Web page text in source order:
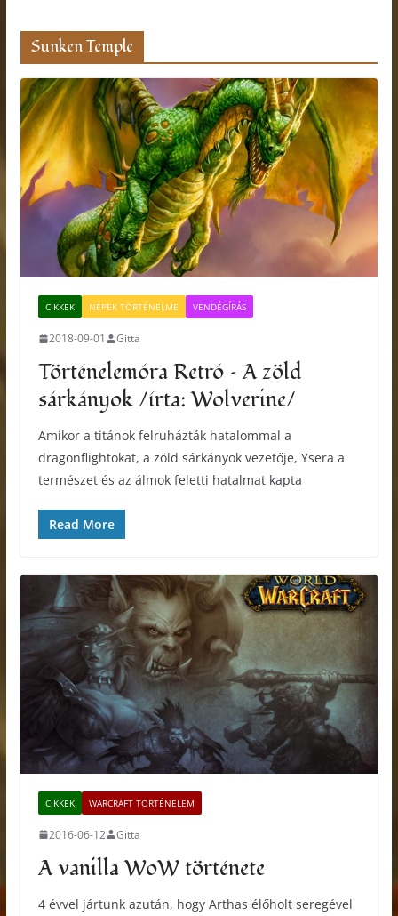
Sunken Temple
CIKKEK NÉPEK TÖRTÉNELME VENDÉGÍRÁS
2018-09-01 Gitta
Történelemóra Retró – A zöld
sárkányok /írta: Wolverine/
Amikor a titánok felruházták hatalommal a
dragonflightokat, a zöld sárkányok vezetője, Ysera a
természet és az álmok feletti hatalmat kapta
Read More
CIKKEK WARCRAFT TÖRTÉNELEM
2016-06-12 Gitta
A vanilla WoW története
4 évvel jártunk azután, hogy Arthas élőholt seregével